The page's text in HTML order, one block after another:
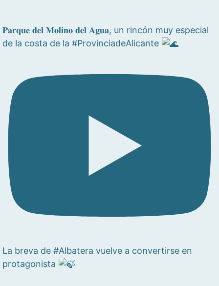
𝐏𝐚𝐫𝐪𝐮𝐞 𝐝𝐞𝐥 𝐌𝐨𝐥𝐢𝐧𝐨 𝐝𝐞𝐥 𝐀𝐠𝐮𝐚, un rincón muy especial
de la costa de la #ProvinciadeAlicante
La breva de #Albatera vuelve a convertirse en
protagonista